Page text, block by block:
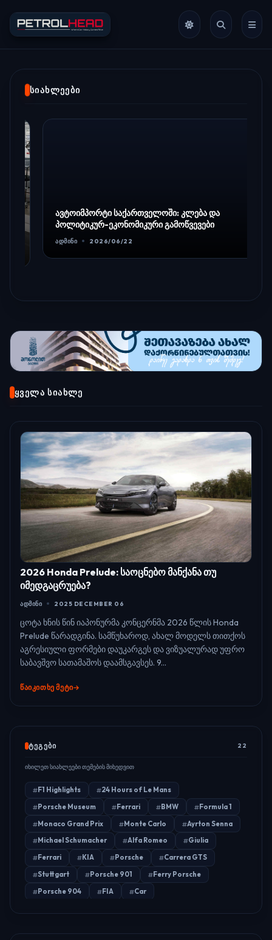
ᲡᲘᲐᲮᲚᲔᲔᲑᲘ
ავტოიმპორტი საქართველოში: კლება და
პოლიტიკურ-ეკონომიკური გამოწვევები
ᲐᲓᲛᲘᲜᲘ 2026/06/22
ᲧᲕᲔᲚᲐ ᲡᲘᲐᲮᲚᲔ
2026 Honda Prelude: საოცნებო მანქანა თუ
იმედგაცრუება?
ᲐᲓᲛᲘᲜᲘ 2025 DECEMBER 06
ცოტა ხნის წინ იაპონურმა კონცერნმა 2026 წლის Honda
Prelude წარადგინა. სამწუხაროდ, ახალ მოდელს თითქოს
აგრესიული ფორმები დაუკარგეს და ვიზუალურად უფრო
საბავშვო სათამაშოს დაამსგავსეს. 9...
ᲬᲐᲘᲙᲘᲗᲮᲔ ᲛᲔᲢᲘ
ᲢᲔᲒᲔᲑᲘ 22
იხილეთ სიახლეები თემების მიხედვით
F1 Highlights
24 Hours of Le Mans
Porsche Museum
Ferrari BMW
Formula 1
Monaco Grand Prix
Monte Carlo
Ayrton Senna
Michael Schumacher
Alfa Romeo
Giulia
Ferrari
KIA Porsche
Carrera GTS
Stuttgart
Porsche 901
Ferry Porsche
Porsche 904
FIA Car